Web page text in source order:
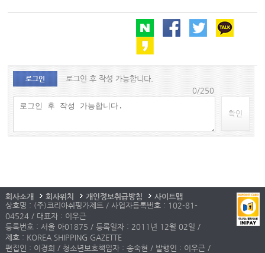
로그인
로그인 후 작성 가능합니다.
0/250
확인
회사소개 회사위치 개인정보취급방침
사이트맵
상호명 : (주)코리아쉬핑가제트 / 사업자등록번호 : 102-81-
04524 / 대표자 : 이우근
등록번호 : 서울 아01875 / 등록일자 : 2011년 12월 02일 /
제호 : KOREA SHIPPING GAZETTE
편집인 : 이경희 / 청소년보호책임자 : 송숙현 / 발행인 : 이우근 /